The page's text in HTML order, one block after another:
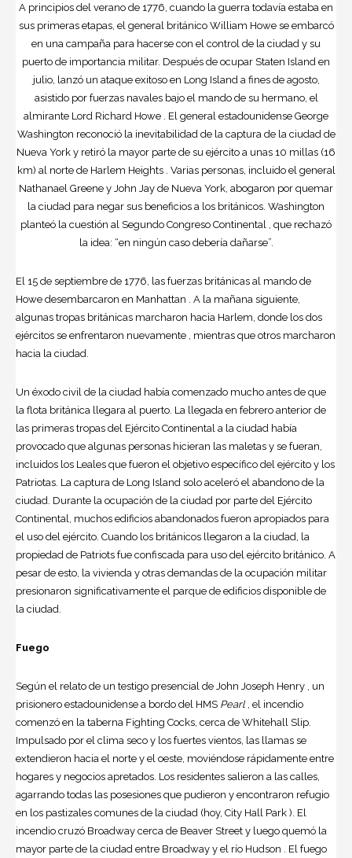
A principios del verano de 1776, cuando la guerra todavía estaba en
sus primeras etapas, el general británico William Howe se embarcó
en una campaña para hacerse con el control de la ciudad y su
puerto de importancia militar. Después de ocupar Staten Island en
julio, lanzó un ataque exitoso en Long Island a fines de agosto,
asistido por fuerzas navales bajo el mando de su hermano, el
almirante Lord Richard Howe . El general estadounidense George
Washington reconoció la inevitabilidad de la captura de la ciudad de
Nueva York y retiró la mayor parte de su ejército a unas 10 millas (16
km) al norte de Harlem Heights . Varias personas, incluido el general
Nathanael Greene y John Jay de Nueva York, abogaron por quemar
la ciudad para negar sus beneficios a los británicos. Washington
planteó la cuestión al Segundo Congreso Continental , que rechazó
la idea: “en ningún caso debería dañarse”.
El 15 de septiembre de 1776, las fuerzas británicas al mando de
Howe desembarcaron en Manhattan . A la mañana siguiente,
algunas tropas británicas marcharon hacia Harlem, donde los dos
ejércitos se enfrentaron nuevamente , mientras que otros marcharon
hacia la ciudad.
Un éxodo civil de la ciudad había comenzado mucho antes de que
la flota británica llegara al puerto. La llegada en febrero anterior de
las primeras tropas del Ejército Continental a la ciudad había
provocado que algunas personas hicieran las maletas y se fueran,
incluidos los Leales que fueron el objetivo específico del ejército y los
Patriotas. La captura de Long Island solo aceleró el abandono de la
ciudad. Durante la ocupación de la ciudad por parte del Ejército
Continental, muchos edificios abandonados fueron apropiados para
el uso del ejército. Cuando los británicos llegaron a la ciudad, la
propiedad de Patriots fue confiscada para uso del ejército británico. A
pesar de esto, la vivienda y otras demandas de la ocupación militar
presionaron significativamente el parque de edificios disponible de
la ciudad.
Fuego
Según el relato de un testigo presencial de John Joseph Henry , un
prisionero estadounidense a bordo del HMS Pearl, el incendio
comenzó en la taberna Fighting Cocks, cerca de Whitehall Slip.
Impulsado por el clima seco y los fuertes vientos, las llamas se
extendieron hacia el norte y el oeste, moviéndose rápidamente entre
hogares y negocios apretados. Los residentes salieron a las calles,
agarrando todas las posesiones que pudieron y encontraron refugio
en los pastizales comunes de la ciudad (hoy, City Hall Park ). El
incendio cruzó Broadway cerca de Beaver Street y luego quemó la
mayor parte de la ciudad entre Broadway y el río Hudson . El fuego